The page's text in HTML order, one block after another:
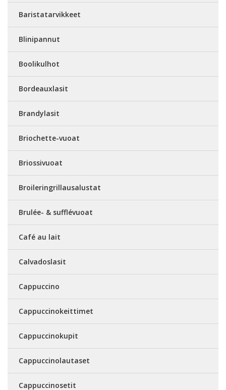
Baristatarvikkeet
Blinipannut
Boolikulhot
Bordeauxlasit
Brandylasit
Briochette-vuoat
Briossivuoat
Broileringrillausalustat
Brulée- & sufflévuoat
Café au lait
Calvadoslasit
Cappuccino
Cappuccinokeittimet
Cappuccinokupit
Cappuccinolautaset
Cappuccinosetit